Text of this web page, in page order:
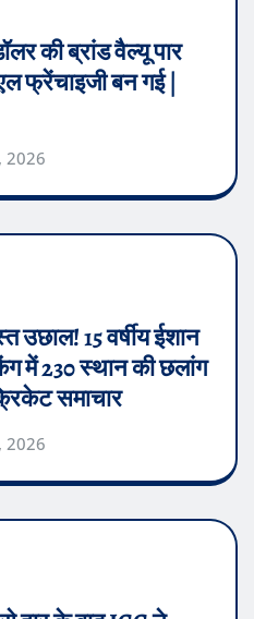
की ब्रांड वैल्यू पार
फ्रेंचाइजी बन गई |
2026
उछाल! 15 वर्षीय ईशान
में 230 स्थान की छलांग
समाचार
2026